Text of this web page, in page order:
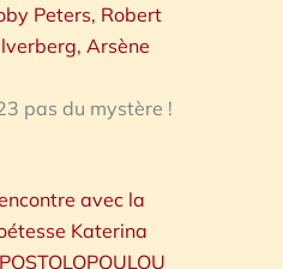
Peters, Robert
Arsène
pas du mystère !
avec la
Katerina